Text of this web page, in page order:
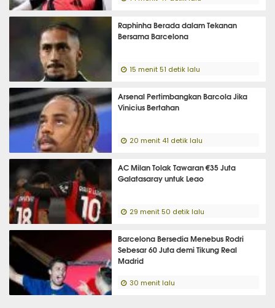
Raphinha Berada dalam Tekanan
Bersama Barcelona
15 menit 51 detik lalu
Arsenal Pertimbangkan Barcola Jika
Vinicius Bertahan
20 menit 41 detik lalu
AC Milan Tolak Tawaran €35 Juta
Galatasaray untuk Leao
29 menit 50 detik lalu
Barcelona Bersedia Menebus Rodri
Sebesar 60 Juta demi Tikung Real
Madrid
30 menit lalu